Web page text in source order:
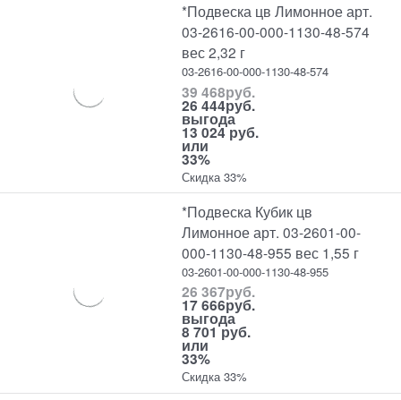
*Подвеска цв Лимонное арт.
03-2616-00-000-1130-48-574
вес 2,32 г
03-2616-00-000-1130-48-574
39 468руб.
26 444руб.
выгода
13 024 руб.
или
33%
Скидка 33%
*Подвеска Кубик цв
Лимонное арт. 03-2601-00-
000-1130-48-955 вес 1,55 г
03-2601-00-000-1130-48-955
26 367руб.
17 666руб.
выгода
8 701 руб.
или
33%
Скидка 33%